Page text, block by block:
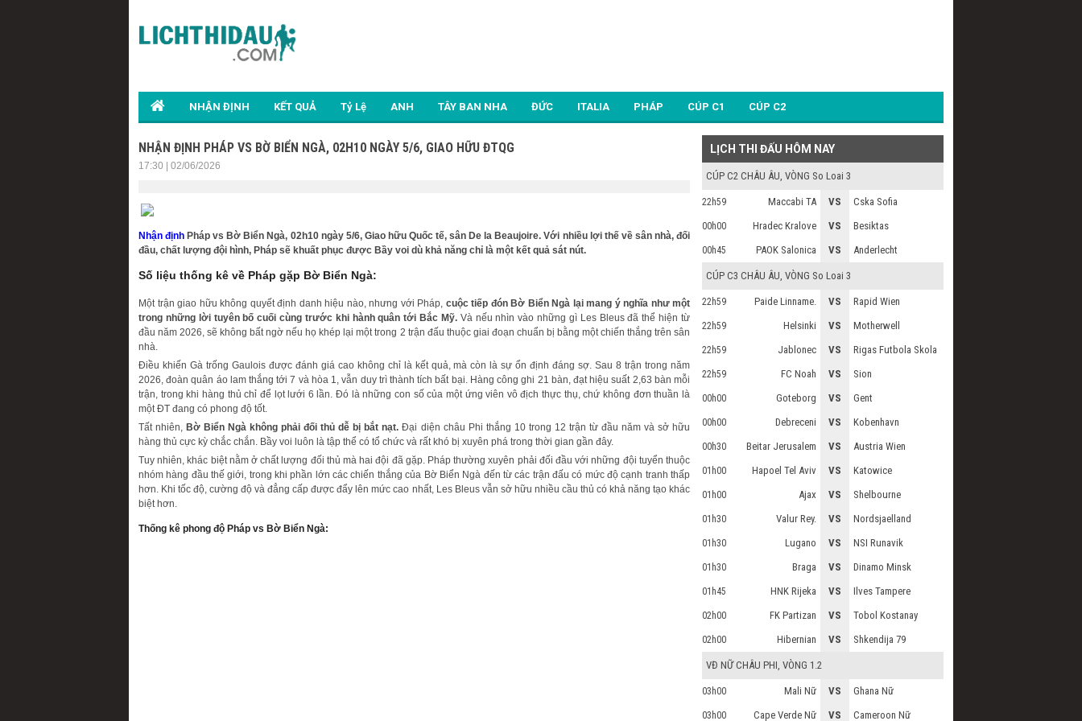
NHẬN ĐỊNH KẾT QUẢ Tỷ Lệ ANH TÂY BAN NHA ĐỨC ITALIA PHÁP CÚP C1 CÚP C2
NHẬN ĐỊNH PHÁP VS BỜ BIỂN NGÀ, 02H10 NGÀY 5/6, GIAO HỮU ĐTQG
17:30 | 02/06/2026
Nhận định Pháp vs Bờ Biển Ngà, 02h10 ngày 5/6, Giao hữu Quốc tế, sân De la Beaujoire. Với nhiều lợi thế về sân nhà, đối
đầu, chất lượng đội hình, Pháp sẽ khuất phục được Bầy voi dù khả năng chỉ là một kết quả sát nút.
Số liệu thống kê về Pháp gặp Bờ Biển Ngà:
Một trận giao hữu không quyết định danh hiệu nào, nhưng với Pháp, cuộc tiếp đón Bờ Biển Ngà lại mang ý nghĩa như một
trong những lời tuyên bố cuối cùng trước khi hành quân tới Bắc Mỹ. Và nếu nhìn vào những gì Les Bleus đã thể hiện từ
đầu năm 2026, sẽ không bất ngờ nếu họ khép lại một trong 2 trận đấu thuộc giai đoạn chuẩn bị bằng một chiến thắng trên sân
nhà.
Điều khiến Gà trống Gaulois được đánh giá cao không chỉ là kết quả, mà còn là sự ổn định đáng sợ. Sau 8 trận trong năm
2026, đoàn quân áo lam thắng tới 7 và hòa 1, vẫn duy trì thành tích bất bại. Hàng công ghi 21 bàn, đạt hiệu suất 2,63 bàn mỗi
trận, trong khi hàng thủ chỉ để lọt lưới 6 lần. Đó là những con số của một ứng viên vô địch thực thụ, chứ không đơn thuần là
một ĐT đang có phong độ tốt.
Tất nhiên, Bờ Biển Ngà không phải đối thủ dễ bị bắt nạt. Đại diện châu Phi thắng 10 trong 12 trận từ đầu năm và sở hữu
hàng thủ cực kỳ chắc chắn. Bầy voi luôn là tập thể có tổ chức và rất khó bị xuyên phá trong thời gian gần đây.
Tuy nhiên, khác biệt nằm ở chất lượng đối thủ mà hai đội đã gặp. Pháp thường xuyên phải đối đầu với những đội tuyển thuộc
nhóm hàng đầu thế giới, trong khi phần lớn các chiến thắng của Bờ Biển Ngà đến từ các trận đấu có mức độ cạnh tranh thấp
hơn. Khi tốc độ, cường độ và đẳng cấp được đẩy lên mức cao nhất, Les Bleus vẫn sở hữu nhiều cầu thủ có khả năng tạo khác
biệt hơn.
Thống kê phong độ Pháp vs Bờ Biển Ngà:
LỊCH THI ĐẤU HÔM NAY
CÚP C2 CHÂU ÂU, VÒNG So Loai 3
22h59 Maccabi TA VS Cska Sofia
00h00 Hradec Kralove VS Besiktas
00h45 PAOK Salonica VS Anderlecht
CÚP C3 CHÂU ÂU, VÒNG So Loai 3
22h59 Paide Linname. VS Rapid Wien
22h59 Helsinki VS Motherwell
22h59 Jablonec VS Rigas Futbola Skola
22h59 FC Noah VS Sion
00h00 Goteborg VS Gent
00h00 Debreceni VS Kobenhavn
00h30 Beitar Jerusalem VS Austria Wien
01h00 Hapoel Tel Aviv VS Katowice
01h00 Ajax VS Shelbourne
01h30 Valur Rey. VS Nordsjaelland
01h30 Lugano VS NSI Runavik
01h30 Braga VS Dinamo Minsk
01h45 HNK Rijeka VS Ilves Tampere
02h00 FK Partizan VS Tobol Kostanay
02h00 Hibernian VS Shkendija 79
VĐ NỮ CHÂU PHI, VÒNG 1.2
03h00 Mali Nữ VS Ghana Nữ
03h00 Cape Verde Nữ VS Cameroon Nữ